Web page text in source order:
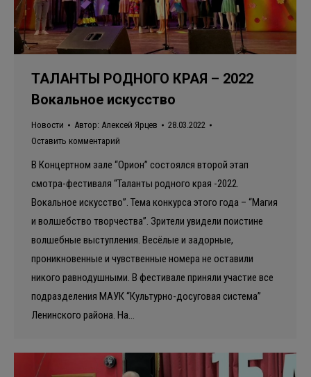
ТАЛАНТЫ РОДНОГО КРАЯ – 2022
Вокальное искусство
Новости Автор: Алексей Ярцев
28.03.2022
Оставить комментарий
В Концертном зале “Орион” состоялся второй этап
смотра-фестиваля “Таланты родного края -2022.
Вокальное искусство”. Тема конкурса этого года – “Магия
и волшебство творчества”. Зрители увидели поистине
волшебные выступления. Весёлые и задорные,
проникновенные и чувственные номера не оставили
никого равнодушными. В фестивале приняли участие все
подразделения МАУК “Культурно-досуговая система”
Ленинского района. На…